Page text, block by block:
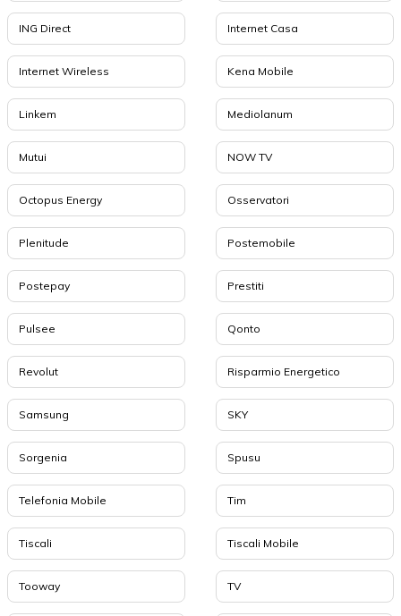
ING Direct Internet Casa
Internet Wireless Kena Mobile
Linkem Mediolanum
Mutui NOW TV
Octopus Energy Osservatori
Plenitude Postemobile
Postepay Prestiti
Pulsee Qonto
Revolut Risparmio Energetico
Samsung SKY
Sorgenia Spusu
Telefonia Mobile Tim
Tiscali Tiscali Mobile
Tooway TV